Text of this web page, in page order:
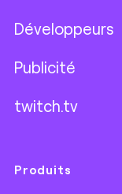
Développeurs
Publicité
twitch.tv
Produits